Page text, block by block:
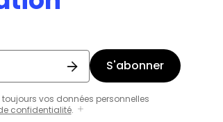
vos données personnelles
confidentialité.
S'abonner